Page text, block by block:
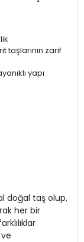
taşlarının zarif
yapı
doğal taş olup,
her bir